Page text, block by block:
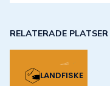
RELATERADE PLATSER
LANDFISKE